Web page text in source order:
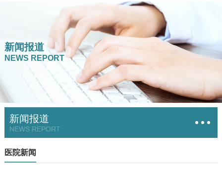
新闻报道
NEWS REPORT
新闻报道
NEWS REPORT
医院新闻